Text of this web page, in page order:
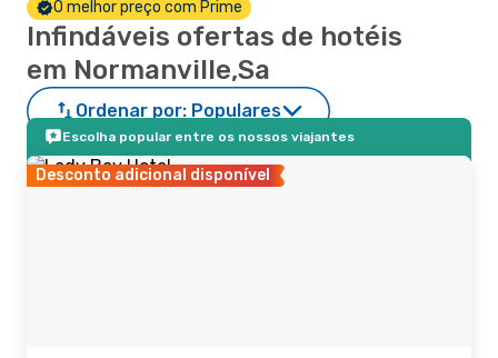
O melhor preço com Prime
Infindáveis ofertas de hotéis
em Normanville,Sa
Ordenar por: Populares
Escolha popular entre os nossos viajantes
Desconto adicional disponível